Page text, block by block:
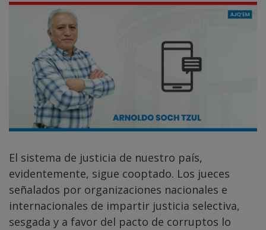
El sistema de justicia de nuestro país,
evidentemente, sigue cooptado. Los jueces
señalados por organizaciones nacionales e
internacionales de impartir justicia selectiva,
sesgada y a favor del pacto de corruptos lo